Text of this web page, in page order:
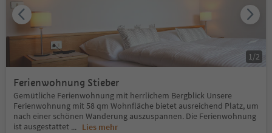
Ferienwohnung Stieber
Gemütliche Ferienwohnung mit herrlichem Bergblick Unsere
Ferienwohnung mit 58 qm Wohnfläche bietet ausreichend Platz, um
nach einer schönen Wanderung auszuspannen. Die Ferienwohnung
ist ausgestattet ... Lies mehr
1 /2